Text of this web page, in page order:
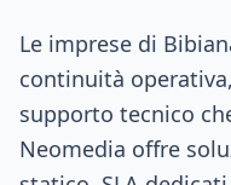
Le imprese di
continuità
supporto tecnico
Neomedia offre